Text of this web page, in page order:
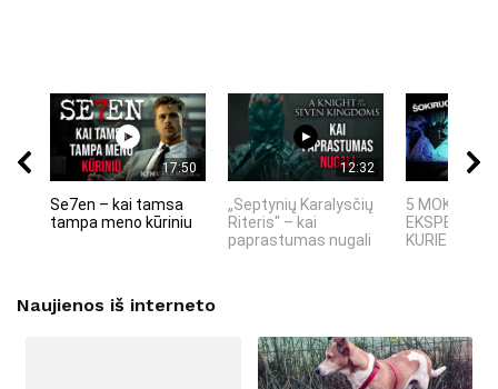
17:50
Se7en – kai tamsa
tampa meno kūriniu
12:32
„Septynių Karalysčių
Riteris" – kai
paprastumas nugali
5 MOKSLINIAI
KURIE
Naujienos iš interneto